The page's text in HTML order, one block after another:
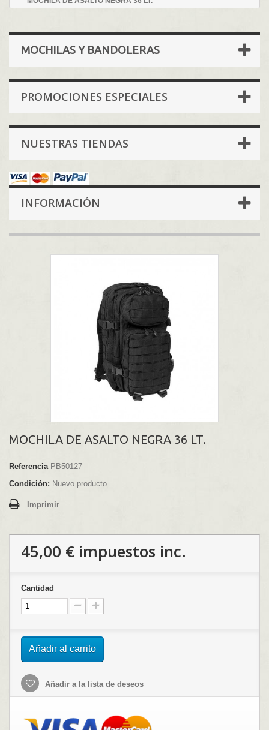
MOCHILAS Y BANDOLERAS
PROMOCIONES ESPECIALES
NUESTRAS TIENDAS
INFORMACIÓN
MOCHILA DE ASALTO NEGRA 36 LT.
Referencia PB50127
Condición: Nuevo producto
Imprimir
45,00 € impuestos inc.
Cantidad
Añadir al carrito
Añadir a la lista de deseos